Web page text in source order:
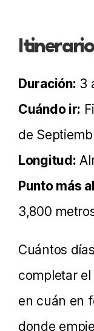
Duración: 3
Cuándo ir:
de
Longitud:
Punto más
3,800
Cuántos
completar
en cuán en
donde